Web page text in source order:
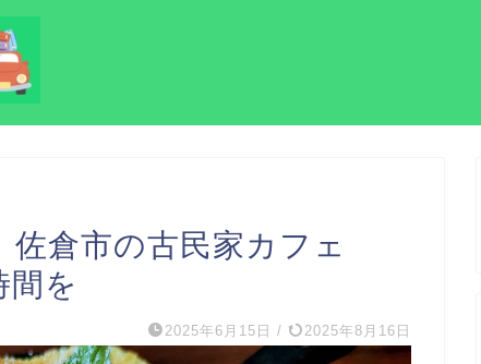
倉市の古民家カフェ
間を
2025年6月15日 / 2025年8月16日